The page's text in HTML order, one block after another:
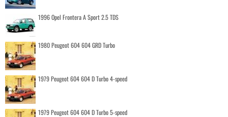
1996 Opel Frontera A Sport 2.5 TDS
1980 Peugeot 604 604 GRD Turbo
1979 Peugeot 604 604 D Turbo 4-speed
1979 Peugeot 604 604 D Turbo 5-speed